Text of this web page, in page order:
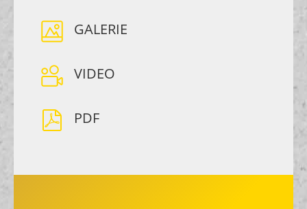
GALERIE
VIDEO
PDF